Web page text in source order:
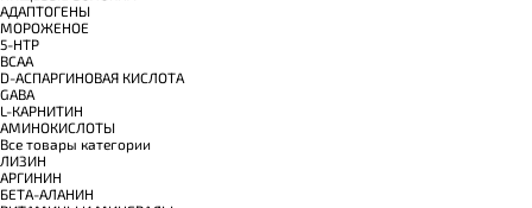
АДАПТОГЕНЫ
МОРОЖЕНОЕ
5-HTP
BCAA
D-АСПАРГИНОВАЯ КИСЛОТА
GABA
L-КАРНИТИН
АМИНОКИСЛОТЫ
Все товары категории
ЛИЗИН
АРГИНИН
БЕТА-АЛАНИН